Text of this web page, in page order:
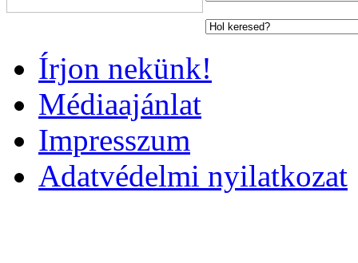
Írjon nekünk!
Médiaajánlat
Impresszum
Adatvédelmi nyilatkozat